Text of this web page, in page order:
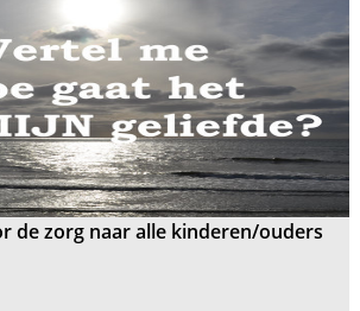
de zorg naar alle kinderen/ouders